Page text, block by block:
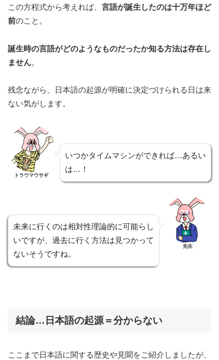
この方程式から考えれば、 言語が誕生したのは十万年ほど
前のこと。
誕生時の言語がどのようなものだったか知る方法は存在し
ません。
残念ながら、日本語の起源が明確に決定づけられる日は来
ない気がします。
トラウマウサギ
いつかタイムマシンができれば…あるい
は…！
未来に行くのは相対性理論的に可能らし
いですが、過去に行く方法は見つかって
ないそうですね。
先生
結論…日本語の起源＝分からない
ここまで日本語に関する歴史や見聞をご紹介しましたが、